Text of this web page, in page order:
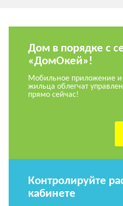
Дом в порядке с
«ДомОкей»!
Мобильное приложение
жильца облегчат
прямо сейчас!
Контролируйте
кабинете